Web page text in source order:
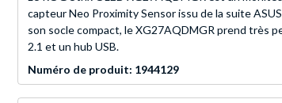
capteur Neo Proximity Sensor issu de la suite
son socle compact, le XG27AQDMGR prend très
2.1 et un hub USB.
Numéro de produit: 1944129